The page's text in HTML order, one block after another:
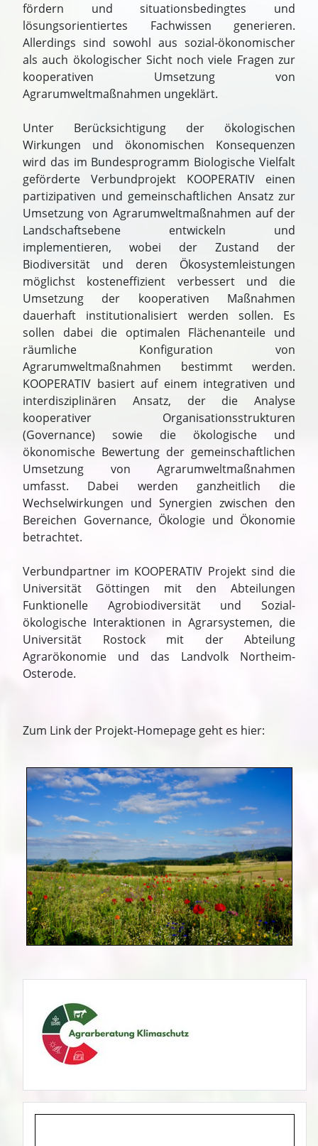
fördern und situationsbedingtes und
lösungsorientiertes Fachwissen generieren.
Allerdings sind sowohl aus sozial-ökonomischer
als auch ökologischer Sicht noch viele Fragen zur
kooperativen Umsetzung von
Agrarumweltmaßnahmen ungeklärt.
Unter Berücksichtigung der ökologischen
Wirkungen und ökonomischen Konsequenzen
wird das im Bundesprogramm Biologische Vielfalt
geförderte Verbundprojekt KOOPERATIV einen
partizipativen und gemeinschaftlichen Ansatz zur
Umsetzung von Agrarumweltmaßnahmen auf der
Landschaftsebene entwickeln und
implementieren, wobei der Zustand der
Biodiversität und deren Ökosystemleistungen
möglichst kosteneffizient verbessert und die
Umsetzung der kooperativen Maßnahmen
dauerhaft institutionalisiert werden sollen. Es
sollen dabei die optimalen Flächenanteile und
räumliche Konfiguration von
Agrarumweltmaßnahmen bestimmt werden.
KOOPERATIV basiert auf einem integrativen und
interdisziplinären Ansatz, der die Analyse
kooperativer Organisationsstrukturen
(Governance) sowie die ökologische und
ökonomische Bewertung der gemeinschaftlichen
Umsetzung von Agrarumweltmaßnahmen
umfasst. Dabei werden ganzheitlich die
Wechselwirkungen und Synergien zwischen den
Bereichen Governance, Ökologie und Ökonomie
betrachtet.
Verbundpartner im KOOPERATIV Projekt sind die
Universität Göttingen mit den Abteilungen
Funktionelle Agrobiodiversität und Sozial-
ökologische Interaktionen in Agrarsystemen, die
Universität Rostock mit der Abteilung
Agrarökonomie und das Landvolk Northeim-
Osterode.
Zum Link der Projekt-Homepage geht es hier: